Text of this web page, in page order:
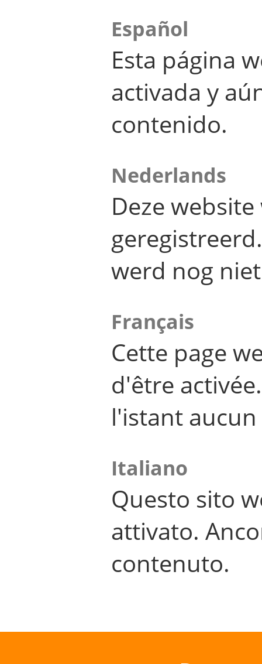
Español
Esta página
activada y
contenido.
Nederlands
Deze
werd nog
Français
Cette page
d'être
l'istant
Italiano
Questo sito
attivato.
contenuto.